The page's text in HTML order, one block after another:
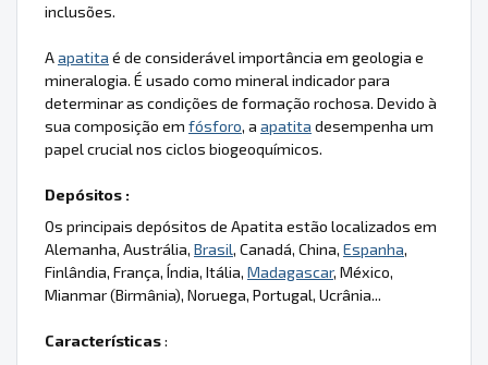
inclusões.
Aapatita é de considerável importância em geologia e
mineralogia. É usado como mineral indicador para
determinar as condições de formação rochosa. Devido à
sua composição em fósforo, a apatita desempenha um
papel crucial nos ciclos biogeoquímicos.
Depósitos :
Os principais depósitos de Apatita estão localizados em
Alemanha, Austrália, Brasil, Canadá, China, Espanha,
Finlândia, França, Índia, Itália, Madagascar, México,
Mianmar (Birmânia), Noruega, Portugal, Ucrânia...
Características: